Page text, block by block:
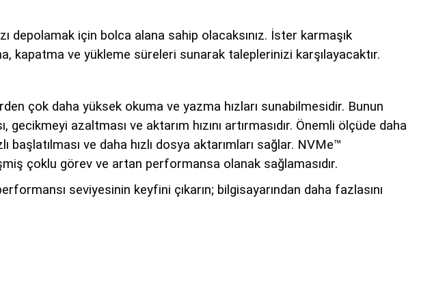
depolamak için bolca alana sahip olacaksınız. İster karmaşık
kapatma ve yükleme süreleri sunarak taleplerinizi karşılayacaktır.
çok daha yüksek okuma ve yazma hızları sunabilmesidir. Bunun
azaltması ve aktarım hızını artırmasıdır. Önemli ölçüde daha
başlatılması ve daha hızlı dosya aktarımları sağlar. NVMe™
çoklu görev ve artan performansa olanak sağlamasıdır.
seviyesinin keyfini çıkarın; bilgisayarından daha fazlasını